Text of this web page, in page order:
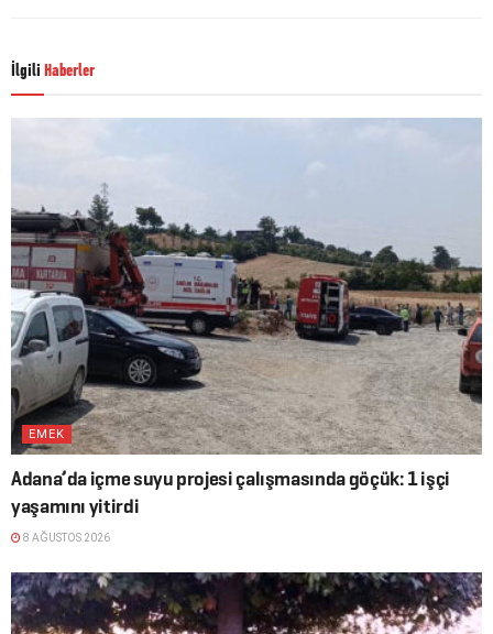
İlgili Haberler
EMEK
Adana’da içme suyu projesi çalışmasında göçük: 1 işçi
yaşamını yitirdi
8 AĞUSTOS 2026